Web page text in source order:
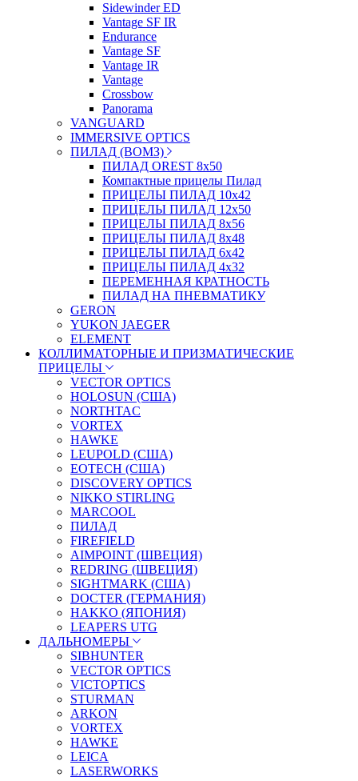
Sidewinder ED
Vantage SF IR
Endurance
Vantage SF
Vantage IR
Vantage
Crossbow
Panorama
VANGUARD
IMMERSIVE OPTICS
ПИЛАД (ВОМЗ)
ПИЛАД OREST 8х50
Компактные прицелы Пилад
ПРИЦЕЛЫ ПИЛАД 10х42
ПРИЦЕЛЫ ПИЛАД 12х50
ПРИЦЕЛЫ ПИЛАД 8х56
ПРИЦЕЛЫ ПИЛАД 8х48
ПРИЦЕЛЫ ПИЛАД 6х42
ПРИЦЕЛЫ ПИЛАД 4х32
ПЕРЕМЕННАЯ КРАТНОСТЬ
ПИЛАД НА ПНЕВМАТИКУ
GERON
YUKON JAEGER
ELEMENT
КОЛЛИМАТОРНЫЕ И ПРИЗМАТИЧЕСКИЕ
ПРИЦЕЛЫ
VECTOR OPTICS
HOLOSUN (США)
NORTHTAC
VORTEX
HAWKE
LEUPOLD (США)
EOTECH (США)
DISCOVERY OPTICS
NIKKO STIRLING
MARCOOL
ПИЛАД
FIREFIELD
AIMPOINT (ШВЕЦИЯ)
REDRING (ШВЕЦИЯ)
SIGHTMARK (США)
DOCTER (ГЕРМАНИЯ)
HAKKO (ЯПОНИЯ)
LEAPERS UTG
ДАЛЬНОМЕРЫ
SIBHUNTER
VECTOR OPTICS
VICTOPTICS
STURMAN
ARKON
VORTEX
HAWKE
LEICA
LASERWORKS